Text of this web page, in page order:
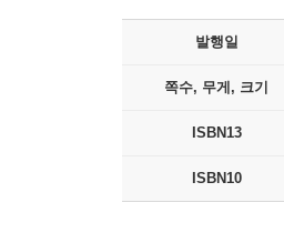
발행일
쪽수, 무게, 크기
ISBN13
ISBN10